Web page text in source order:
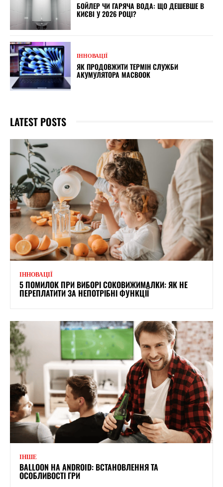
БОЙЛЕР ЧИ ГАРЯЧА ВОДА: ЩО ДЕШЕВШЕ В
КИЄВІ У 2026 РОЦІ?
ІННОВАЦІЇ
ЯК ПРОДОВЖИТИ ТЕРМІН СЛУЖБИ
АКУМУЛЯТОРА MACBOOK
LATEST POSTS
ІННОВАЦІЇ
5 ПОМИЛОК ПРИ ВИБОРІ СОКОВИЖИМАЛКИ: ЯК НЕ
ПЕРЕПЛАТИТИ ЗА НЕПОТРІБНІ ФУНКЦІЇ
ІНШЕ
BALLOON НА ANDROID: ВСТАНОВЛЕННЯ ТА
ОСОБЛИВОСТІ ГРИ